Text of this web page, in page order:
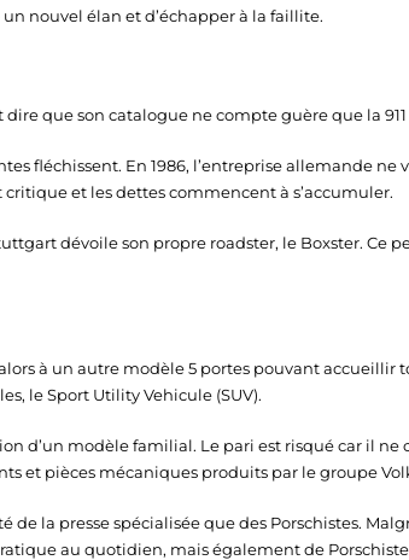
nouvel élan et d’échapper à la faillite.
que son catalogue ne compte guère que la
fléchissent. En 1986, l’entreprise allemande ne
et les dettes commencent à s’accumuler.
dévoile son propre roadster, le Boxster. Ce
à un autre modèle 5 portes pouvant accueillir
le Sport Utility Vehicule (SUV).
d’un modèle familial. Le pari est risqué car il ne
et pièces mécaniques produits par le groupe
la presse spécialisée que des Porschistes.
au quotidien, mais également de